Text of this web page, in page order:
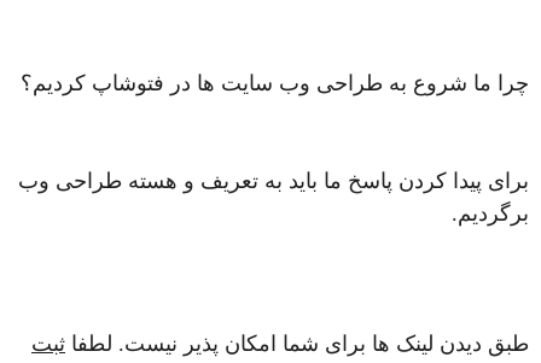
چرا ما شروع به طراحی وب سایت ها در فتوشاپ کردیم؟
برای پیدا کردن پاسخ ما باید به تعریف و هسته طراحی وب
برگردیم.
طبق دیدن لینک ها برای شما امکان پذیر نیست. لطفا ثبت